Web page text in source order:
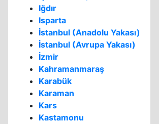
Iğdır
Isparta
İstanbul (Anadolu Yakası)
İstanbul (Avrupa Yakası)
İzmir
Kahramanmaraş
Karabük
Karaman
Kars
Kastamonu